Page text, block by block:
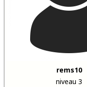
rems10
niveau 3